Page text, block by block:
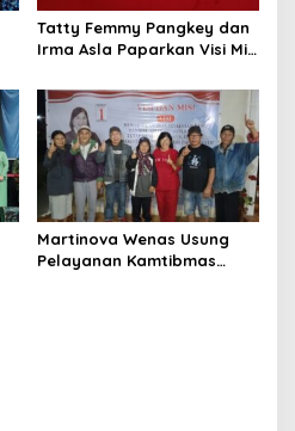
Tatty Femmy Pangkey dan
Irma Asla Paparkan Visi Misi
Pemaparan di Balai Desa
Waleure
Martinova Wenas Usung
Pelayanan Kamtibmas